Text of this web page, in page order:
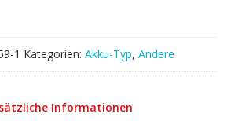
1 Kategorien: Akku-Typ, Andere
Informationen